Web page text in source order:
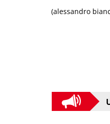
(alessandro